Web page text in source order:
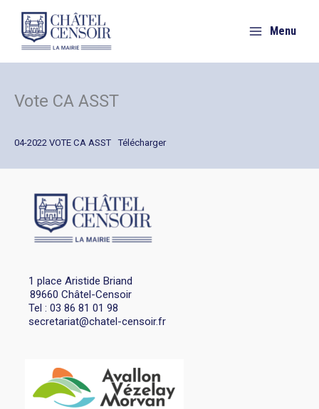
contenu
Menu
Vote CA ASST
04-2022 VOTE CA ASST Télécharger
1 place Aristide Briand
89660 Châtel-Censoir
Tel : 03 86 81 01 98
secretariat@chatel-censoir.fr